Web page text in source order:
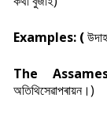
Examples: (
The
অতিথিসেৱাপৰায়ন।)